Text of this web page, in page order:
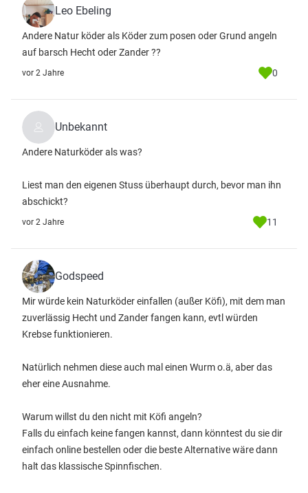
Leo Ebeling
Andere Natur köder als Köder zum posen oder Grund angeln
auf barsch Hecht oder Zander ??
vor 2 Jahre 0
Unbekannt
Andere Naturköder als was?
Liest man den eigenen Stuss überhaupt durch, bevor man ihn
abschickt?
vor 2 Jahre 11
Godspeed
Mir würde kein Naturköder einfallen (außer Köfi), mit dem man
zuverlässig Hecht und Zander fangen kann, evtl würden
Krebse funktionieren.
Natürlich nehmen diese auch mal einen Wurm o.ä, aber das
eher eine Ausnahme.
Warum willst du den nicht mit Köfi angeln?
Falls du einfach keine fangen kannst, dann könntest du sie dir
einfach online bestellen oder die beste Alternative wäre dann
halt das klassische Spinnfischen.